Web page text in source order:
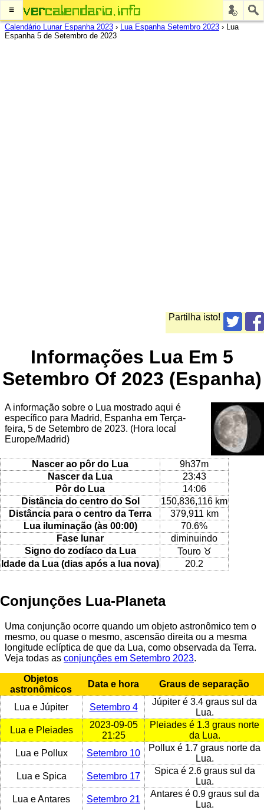
≡
Calendário Lunar Espanha 2023 › Lua Espanha Setembro 2023 › Lua
Espanha 5 de Setembro de 2023
Partilha isto!
Informações Lua Em 5
Setembro Of 2023 (Espanha)
A informação sobre o Lua mostrado aqui é
específico para Madrid, Espanha em Terça-
feira, 5 de Setembro de 2023. (Hora local
Europe/Madrid)
Nascer ao pôr do Lua
9h37m
Nascer da Lua
23:43
Pôr do Lua
14:06
Distância do centro do Sol
150,836,116 km
Distância para o centro da Terra
379,911 km
Lua iluminação (às 00:00)
70.6%
Fase lunar
diminuindo
Signo do zodíaco da Lua
Touro ♉
Idade da Lua (dias após a lua nova)
20.2
Conjunções Lua-Planeta
Uma conjunção ocorre quando um objeto astronômico tem o
mesmo, ou quase o mesmo, ascensão direita ou a mesma
longitude eclíptica de que da Lua, como observada da Terra.
Veja todas as conjunções em Setembro 2023.
Objetos
astronômicos
Data e hora Graus de separação
Lua e Júpiter Setembro 4
Júpiter é 3.4 graus sul da
Lua.
Lua e Pleiades
2023-09-05
21:25
Pleiades é 1.3 graus norte
da Lua.
Lua e Pollux
Setembro 10
Pollux é 1.7 graus norte da
Lua.
Lua e Spica
Setembro 17
Spica é 2.6 graus sul da
Lua.
Lua e Antares
Setembro 21
Antares é 0.9 graus sul da
Lua.